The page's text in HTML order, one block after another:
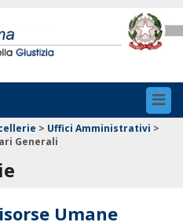
> Uffici Amministrativi >
Generali
Umane